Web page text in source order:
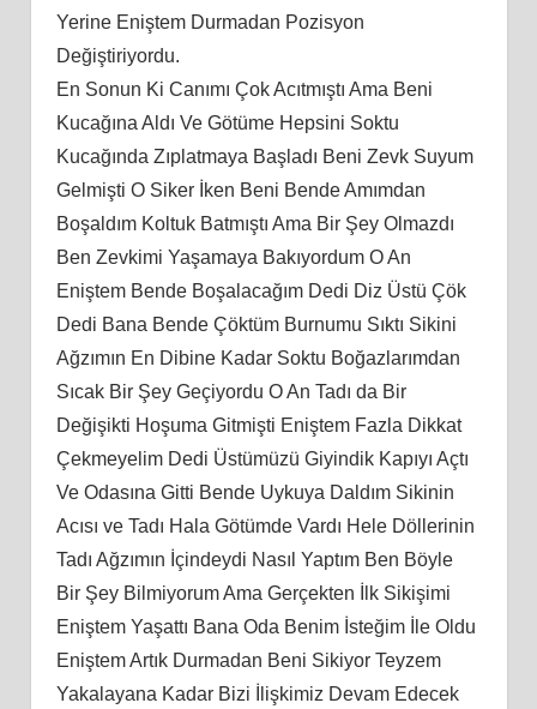
Yerine Eniştem Durmadan Pozisyon
Değiştiriyordu.
En Sonun Ki Canımı Çok Acıtmıştı Ama Beni
Kucağına Aldı Ve Götüme Hepsini Soktu
Kucağında Zıplatmaya Başladı Beni Zevk Suyum
Gelmişti O Siker İken Beni Bende Amımdan
Boşaldım Koltuk Batmıştı Ama Bir Şey Olmazdı
Ben Zevkimi Yaşamaya Bakıyordum O An
Eniştem Bende Boşalacağım Dedi Diz Üstü Çök
Dedi Bana Bende Çöktüm Burnumu Sıktı Sikini
Ağzımın En Dibine Kadar Soktu Boğazlarımdan
Sıcak Bir Şey Geçiyordu O An Tadı da Bir
Değişikti Hoşuma Gitmişti Eniştem Fazla Dikkat
Çekmeyelim Dedi Üstümüzü Giyindik Kapıyı Açtı
Ve Odasına Gitti Bende Uykuya Daldım Sikinin
Acısı ve Tadı Hala Götümde Vardı Hele Döllerinin
Tadı Ağzımın İçindeydi Nasıl Yaptım Ben Böyle
Bir Şey Bilmiyorum Ama Gerçekten İlk Sikişimi
Eniştem Yaşattı Bana Oda Benim İsteğim İle Oldu
Eniştem Artık Durmadan Beni Sikiyor Teyzem
Yakalayana Kadar Bizi İlişkimiz Devam Edecek